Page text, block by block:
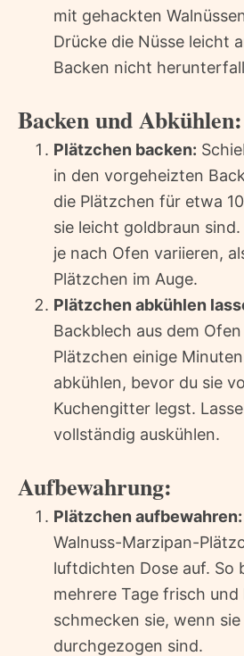
mit gehackten
Drücke die Nüsse leicht
Backen nicht
Backen und Abkühlen:
Plätzchen backen:
in den vorgeheizten
die Plätzchen für etwa
sie leicht goldbraun
je nach Ofen variieren,
Plätzchen im Auge.
Plätzchen abkühlen
Backblech aus dem
Plätzchen einige
abkühlen, bevor du sie
Kuchengitter legst.
vollständig auskühlen.
Aufbewahrung:
Plätzchen aufbewahren:
Walnuss-Marzipan-
luftdichten Dose auf. So
mehrere Tage frisch und
schmecken sie, wenn
durchgezogen sind.